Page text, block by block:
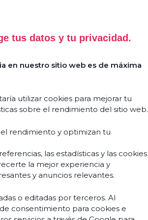
tus datos y tu privacidad.
en nuestro sitio web es de máxima
utilizar cookies para mejorar tu
sobre el rendimiento del sitio web.
rendimiento y optimizan tu
las estadísticas y las cookies
la mejor experiencia y
y anuncios relevantes.
o editadas por terceros. Al
consentimiento para cookies e
À propos